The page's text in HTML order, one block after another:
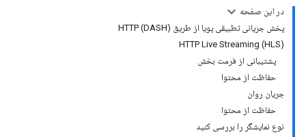
در این صفحه
پخش جریانی تطبیقی ​​پویا از طریق HTTP (DASH)
HTTP Live Streaming (HLS)
پشتیبانی از فرمت بخش
حفاظت از محتوا
جریان روان
حفاظت از محتوا
نوع نمایشگر را بررسی کنید